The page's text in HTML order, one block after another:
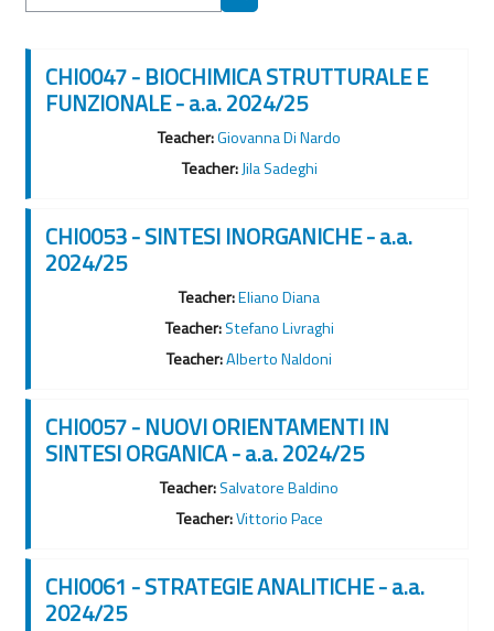
Cerca corsi
CHI0047 - BIOCHIMICA STRUTTURALE E
FUNZIONALE - a.a. 2024/25
Teacher:Giovanna Di Nardo
Teacher:Jila Sadeghi
CHI0053 - SINTESI INORGANICHE - a.a.
2024/25
Teacher:Eliano Diana
Teacher:Stefano Livraghi
Teacher:Alberto Naldoni
CHI0057 - NUOVI ORIENTAMENTI IN
SINTESI ORGANICA - a.a. 2024/25
Teacher:Salvatore Baldino
Teacher:Vittorio Pace
CHI0061 - STRATEGIE ANALITICHE - a.a.
2024/25